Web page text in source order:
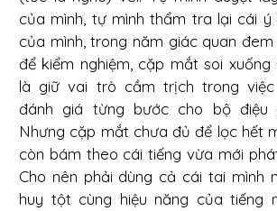
của mình, tự mình thẩm tra lại cái
của mình, trong năm giác quan
để kiểm nghiệm, cặp mắt soi
là giữ vai trò cầm trịch trong
đánh giá từng bước cho bộ điệu
Nhưng cặp mắt chưa đủ để lọc hết
còn bám theo cái tiếng vừa mới
Cho nên phải dùng cả cái tai mình
huy tột cùng hiệu năng của tiếng